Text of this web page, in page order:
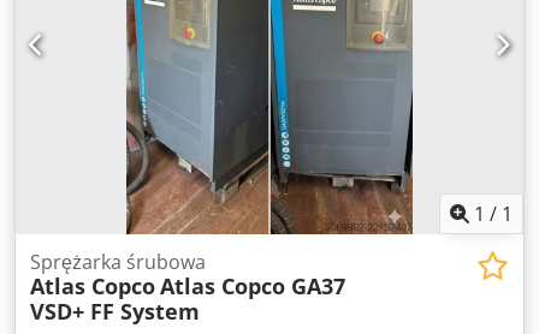
1 / 1
Sprężarka śrubowa
Atlas CopcoAtlas Copco GA37
VSD+ FF System